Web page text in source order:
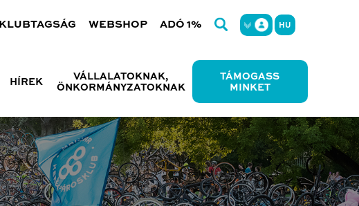
KLUBTAGSÁG WEBSHOP ADÓ 1% HU
HÍREK
VÁLLALATOKNAK,
ÖNKORMÁNYZATOKNAK
TÁMOGASS
MINKET